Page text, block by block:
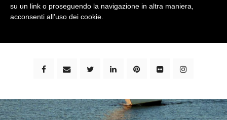
bimbi e viaggi - family travel blog: community #1 in
su un link o proseguendo la navigazione in altra maniera,
acconsenti all’uso dei cookie.